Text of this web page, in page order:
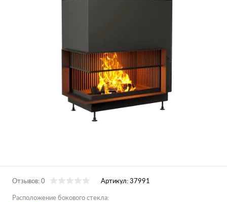
Отзывов: 0 Артикул:37991
Расположение бокового стекла: